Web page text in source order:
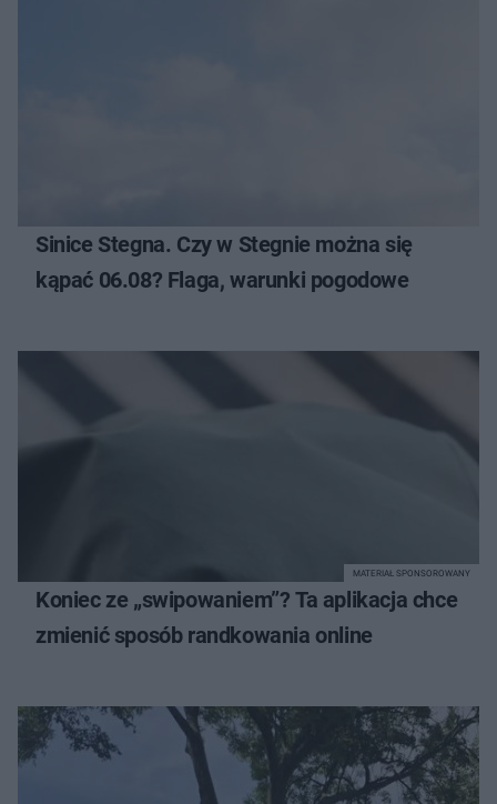
Sinice Stegna. Czy w Stegnie można się
kąpać 06.08? Flaga, warunki pogodowe
Koniec ze „swipowaniem”? Ta aplikacja chce
zmienić sposób randkowania online
MATERIAŁ SPONSOROWANY